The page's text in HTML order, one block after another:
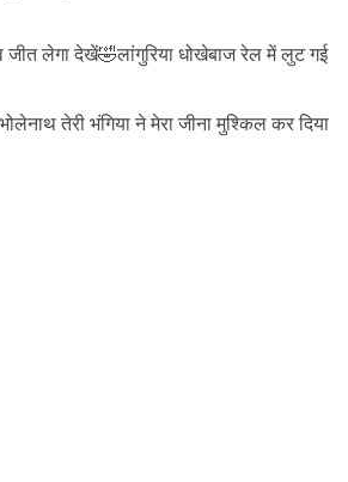
जीत लेगा देखें🤣लांगुरिया धोखेबाज रेल में लुट गई
तेरी भंगिया ने मेरा जीना मुश्किल कर दिया